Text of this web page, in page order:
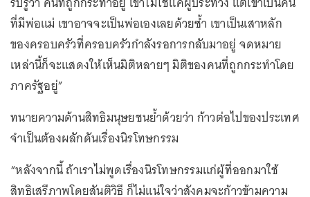
ที่มีพ่อแม่ เขาอาจจะเป็นพ่อเองเลยด้วยซ้ำ เขาเป็นเสาหลัก
ของครอบครัวที่ครอบครัวกำลังรอการกลับมาอยู่ จดหมาย
เหล่านี้ก็จะแสดงให้เห็นมิติหลายๆ มิติของคนที่ถูกกระทำโดย
ภาครัฐอยู่”
ทนายความด้านสิทธิมนุษยชนย้ำด้วยว่า ก้าวต่อไปของประเทศ
จำเป็นต้องผลักดันเรื่องนิรโทษกรรม
“หลังจากนี้ ถ้าเราไม่พูดเรื่องนิรโทษกรรมแก่ผู้ที่ออกมาใช้
สิทธิเสรีภาพโดยสันติวิธี ก็ไม่แน่ใจว่าสังคมจะก้าวข้ามความ